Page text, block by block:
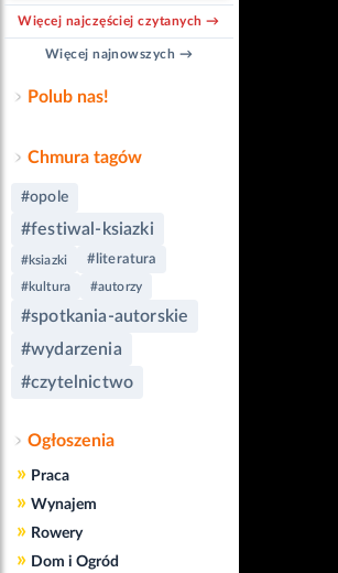
Więcej najczęściej czytanych →
Więcej najnowszych →
Polub nas!
Chmura tagów
#opole
#festiwal-ksiazki
#ksiazki #literatura
#kultura #autorzy
#spotkania-autorskie
#wydarzenia
#czytelnictwo
Ogłoszenia
» Praca
» Wynajem
» Rowery
» Dom i Ogród